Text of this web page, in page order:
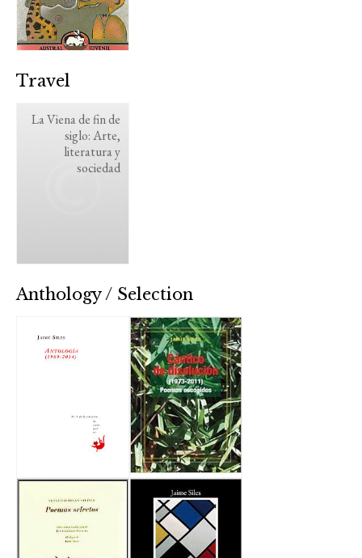
Travel
La Viena de fin de
siglo: Arte,
literatura y
sociedad
Anthology / Selection